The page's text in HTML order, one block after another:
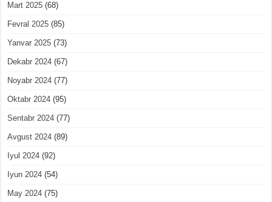
Mart 2025 (68)
Fevral 2025 (85)
Yanvar 2025 (73)
Dekabr 2024 (67)
Noyabr 2024 (77)
Oktabr 2024 (95)
Sentabr 2024 (77)
Avgust 2024 (89)
Iyul 2024 (92)
Iyun 2024 (54)
May 2024 (75)